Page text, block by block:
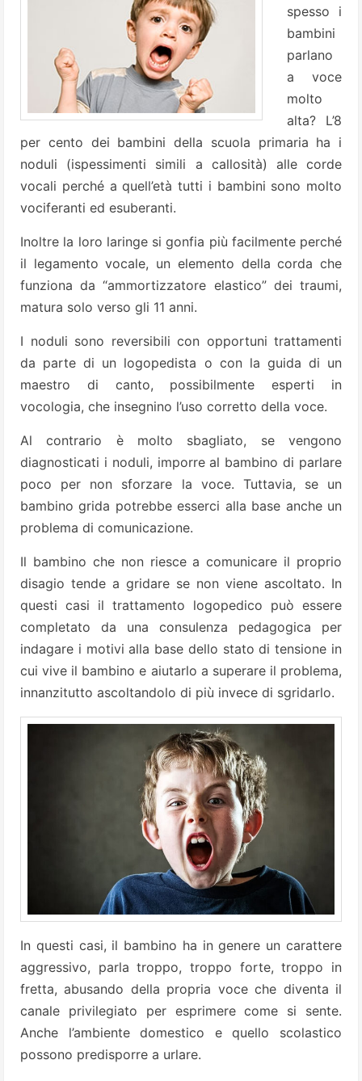
spesso i
bambini
parlano
a voce
molto
alta? L’8
per cento dei bambini della scuola primaria ha i
noduli (ispessimenti simili a callosità) alle corde
vocali perché a quell’età tutti i bambini sono molto
vociferanti ed esuberanti.
Inoltre la loro laringe si gonfia più facilmente perché
il legamento vocale, un elemento della corda che
funziona da “ammortizzatore elastico” dei traumi,
matura solo verso gli 11 anni.
I noduli sono reversibili con opportuni trattamenti
da parte di un logopedista o con la guida di un
maestro di canto, possibilmente esperti in
vocologia, che insegnino l’uso corretto della voce.
Al contrario è molto sbagliato, se vengono
diagnosticati i noduli, imporre al bambino di parlare
poco per non sforzare la voce. Tuttavia, se un
bambino grida potrebbe esserci alla base anche un
problema di comunicazione.
Il bambino che non riesce a comunicare il proprio
disagio tende a gridare se non viene ascoltato. In
questi casi il trattamento logopedico può essere
completato da una consulenza pedagogica per
indagare i motivi alla base dello stato di tensione in
cui vive il bambino e aiutarlo a superare il problema,
innanzitutto ascoltandolo di più invece di sgridarlo.
In questi casi, il bambino ha in genere un carattere
aggressivo, parla troppo, troppo forte, troppo in
fretta, abusando della propria voce che diventa il
canale privilegiato per esprimere come si sente.
Anche l’ambiente domestico e quello scolastico
possono predisporre a urlare.